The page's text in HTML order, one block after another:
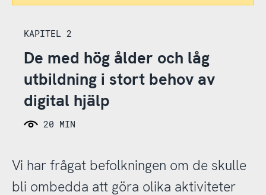
KAPITEL 2
De med hög ålder och låg
utbildning i stort behov av
digital hjälp
20 MIN
Vi har frågat befolkningen om de skulle
bli ombedda att göra olika aktiviteter